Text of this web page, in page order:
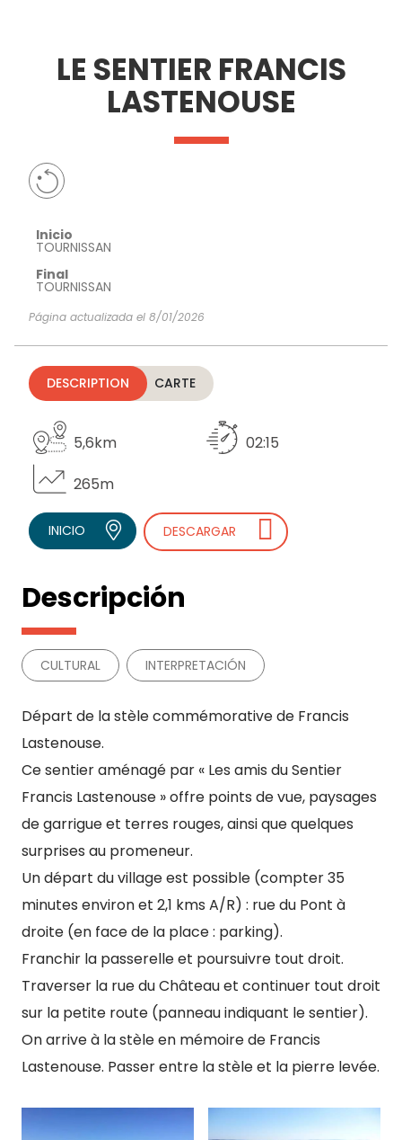
IMPRESCINDIBLES
HACER
INSPIRACIONES
LE SENTIER FRANCIS
LASTENOUSE
Inicio
TOURNISSAN
Final
TOURNISSAN
Página actualizada el 8/01/2026
DESCRIPTION CARTE
5,6km
02:15
265m
INICIO DESCARGAR
Descripción
CULTURAL INTERPRETACIÓN
Départ de la stèle commémorative de Francis
Lastenouse.
Ce sentier aménagé par « Les amis du Sentier
Francis Lastenouse » offre points de vue, paysages
de garrigue et terres rouges, ainsi que quelques
surprises au promeneur.
Un départ du village est possible (compter 35
minutes environ et 2,1 kms A/R) : rue du Pont à
droite (en face de la place : parking).
Franchir la passerelle et poursuivre tout droit.
Traverser la rue du Château et continuer tout droit
sur la petite route (panneau indiquant le sentier).
On arrive à la stèle en mémoire de Francis
Lastenouse. Passer entre la stèle et la pierre levée.